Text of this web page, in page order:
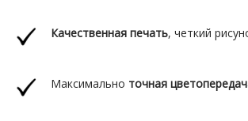
Качественная печать, четкий
Максимально точная